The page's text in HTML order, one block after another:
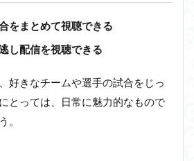
をまとめて視聴できる
し配信を視聴できる
好きなチームや選手の試合をじっ
とっては、日常に魅力的なもので
。